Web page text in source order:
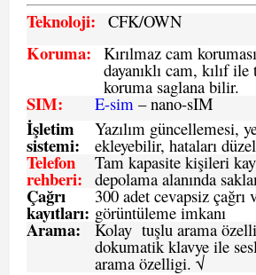
Teknoloji: CFK/OWN
Koruma: Kırılmaz cam
dayanıklı cam, kılıf
koruma saglana bilir.
SIM: E-sim – nano-sIM
İşletim
sistemi:
Yazılım güncellemesi,
ekleyebilir, hataları
Telefon
rehberi:
Tam kapasite kişileri
depolama alanında
Çağrı
kayıtları:
300 adet cevapsiz çağrı
görüntüleme imkanı
Arama: Kolay tuşlu arama
dokumatik klavye ile
arama özelligi. √